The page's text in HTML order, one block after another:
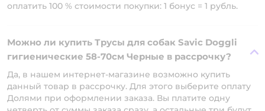
оплатить 100 % стоимости покупки: 1 бонус = 1 рубль.
Можно ли купить Трусы для собак Savic Doggli
гигиенические 58-70см Черные в рассрочку?
Да, в нашем интернет-магазине возможно купить
данный товар в рассрочку. Для этого выберите оплату
Долями при оформлении заказа. Вы платите одну